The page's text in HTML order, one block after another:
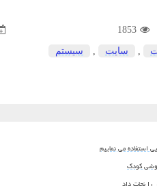
1853
سایت سیستم
استفاده می نماییم
کودک